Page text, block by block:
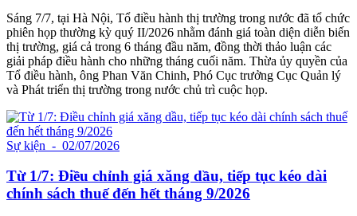
Sáng 7/7, tại Hà Nội, Tổ điều hành thị trường trong nước đã tổ chức
phiên họp thường kỳ quý II/2026 nhằm đánh giá toàn diện diễn biến
thị trường, giá cả trong 6 tháng đầu năm, đồng thời thảo luận các
giải pháp điều hành cho những tháng cuối năm. Thừa ủy quyền của
Tổ điều hành, ông Phan Văn Chinh, Phó Cục trưởng Cục Quản lý
và Phát triển thị trường trong nước chủ trì cuộc họp.
Sự kiện - 02/07/2026
Từ 1/7: Điều chỉnh giá xăng dầu, tiếp tục kéo dài
chính sách thuế đến hết tháng 9/2026